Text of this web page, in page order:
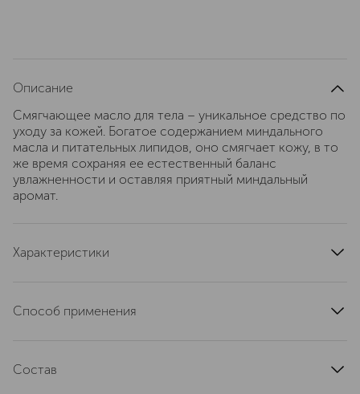
Описание
Смягчающее масло для тела – уникальное средство по
уходу за кожей. Богатое содержанием миндального
масла и питательных липидов, оно смягчает кожу, в то
же время сохраняя ее естественный баланс
увлажненности и оставляя приятный миндальный
аромат.
Характеристики
текстура
Способ применения
Состав